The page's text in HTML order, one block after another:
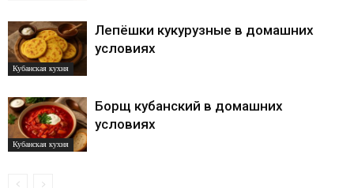
Кубанская кухня
Лепёшки кукурузные в домашних
условиях
Кубанская кухня
Борщ кубанский в домашних
условиях